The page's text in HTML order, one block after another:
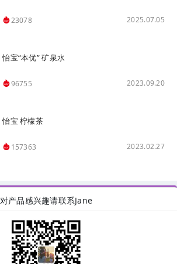
23078 2025.07.05
怡宝“本优” 矿泉水
96755 2023.09.20
怡宝 柠檬茶
157363 2023.02.27
对产品感兴趣请联系Jane